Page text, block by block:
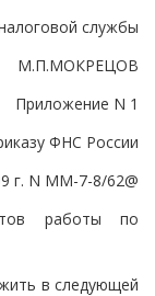
службы
М.П.МОКРЕЦОВ
Приложение N 1
ФНС России
г. N ММ-7-8/62@
работы по
в следующей